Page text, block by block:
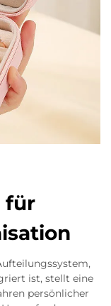
für
ist, stellt eine
persönlicher